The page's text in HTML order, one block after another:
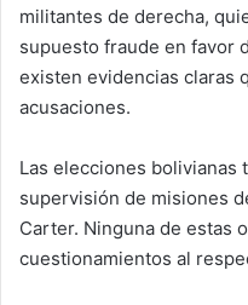
militantes de derecha,
supuesto fraude en favor
existen evidencias claras
acusaciones.
Las elecciones bolivianas
supervisión de misiones
Carter. Ninguna de estas
cuestionamientos al